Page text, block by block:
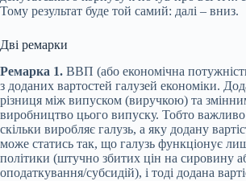
Тому результат буде той самий: далі – вниз.
Дві ремарки
Ремарка 1. ВВП (або економічна
з доданих вартостей галузей економіки.
різниця між випуском (виручкою) та
виробництво цього випуску. Тобто
скільки виробляє галузь, а яку додану
може статись так, що галузь функціонує
політики (штучно збитих цін на сировину
оподаткування/субсидій), і тоді додана